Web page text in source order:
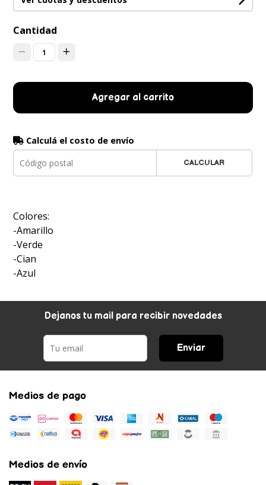
Cantidad
1
Agregar al carrito
Calculá el costo de envío
CALCULAR
Colores:
-Amarillo
-Verde
-Cian
-Azul
Dejanos tu mail para recibir novedades
Enviar
Medios de pago
Medios de envío